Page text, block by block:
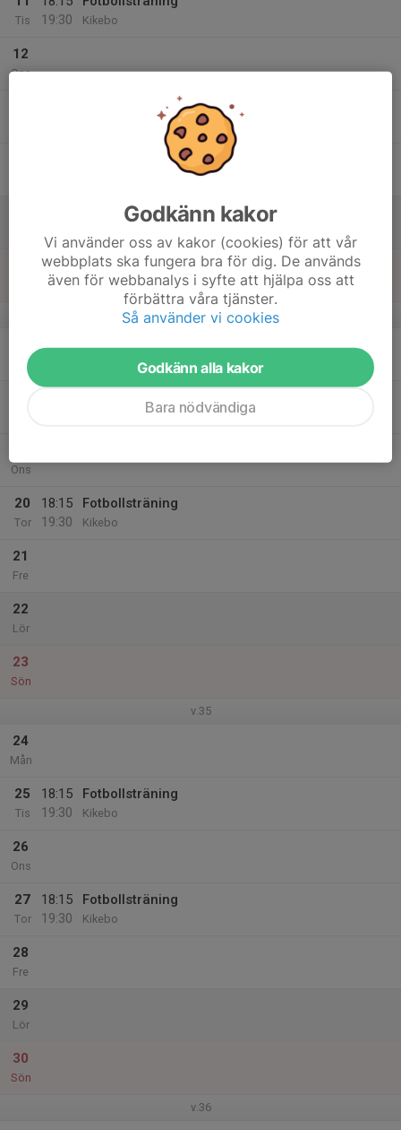
Tis
19:30
Kikebo
12
Ons
Fotbollsträning
v.34
Mån
Ons
20
Tor
18:15
19:30
Fotbollsträning
Kikebo
21
Fre
22
Lör
23
Sön
v.35
24
Mån
25
Tis
18:15
19:30
Fotbollsträning
Kikebo
26
Ons
27
Tor
18:15
19:30
Fotbollsträning
Kikebo
28
Fre
29
Lör
30
Sön
v.36
Godkänn kakor
Vi använder oss av kakor (cookies) för att vår
webbplats ska fungera bra för dig. De används
även för webbanalys i syfte att hjälpa oss att
förbättra våra tjänster.
Så använder vi cookies
Godkänn alla kakor
Bara nödvändiga